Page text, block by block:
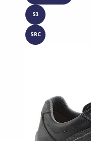
S3
SRC